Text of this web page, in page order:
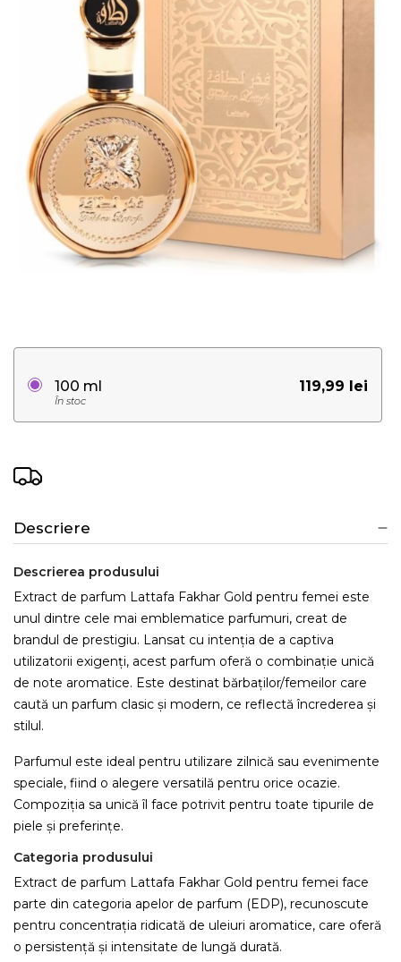
119,99 lei
100 ml
În stoc
Descriere
Descrierea produsului
Extract de parfum Lattafa Fakhar Gold pentru femei este
unul dintre cele mai emblematice parfumuri, creat de
brandul de prestigiu. Lansat cu intenția de a captiva
utilizatorii exigenți, acest parfum oferă o combinație unică
de note aromatice. Este destinat bărbaților/femeilor care
caută un parfum clasic și modern, ce reflectă încrederea și
stilul.
Parfumul este ideal pentru utilizare zilnică sau evenimente
speciale, fiind o alegere versatilă pentru orice ocazie.
Compoziția sa unică îl face potrivit pentru toate tipurile de
piele și preferințe.
Categoria produsului
Extract de parfum Lattafa Fakhar Gold pentru femei face
parte din categoria apelor de parfum (EDP), recunoscute
pentru concentrația ridicată de uleiuri aromatice, care oferă
o persistență și intensitate de lungă durată.